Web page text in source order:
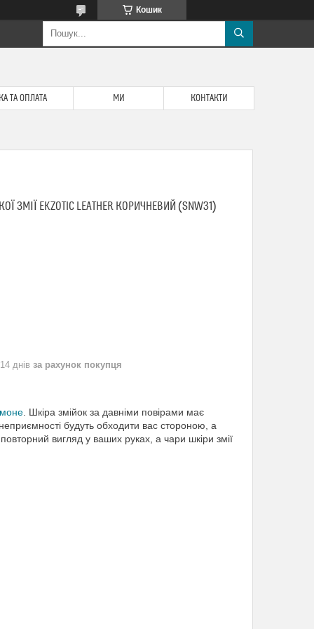
Кошик
ТА ОПЛАТА МИ КОНТАКТИ
ЗМІЇ EKZOTIC LEATHER КОРИЧНЕВИЙ (SNW31)
днів за рахунок покупця
. Шкіра змійок за давніми повірами має
будуть обходити вас стороною, а
вигляд у ваших руках, а чари шкіри змії